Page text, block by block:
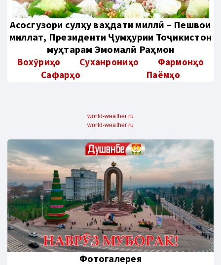
Aсосгузори сулҳу ваҳдати миллӣ – Пешвои
миллат, Президенти Ҷумҳурии Тоҷикистон
муҳтарам Эмомалӣ Раҳмон
Вохӯриҳо Суханрониҳо
Фармонҳо
Сафарҳо
Паёмҳо
world-weather.ru
world-weather.ru
Фотогалерея